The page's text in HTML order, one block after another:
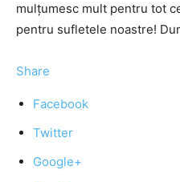
mulţumesc mult pentru tot
pentru sufletele noastre!
Share
Facebook
Twitter
Google+